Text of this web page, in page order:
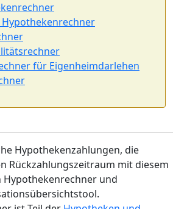
für Eigenheimdarlehen
Hypothekenzahlungen, die
Rückzahlungszeitraum mit diesem
und